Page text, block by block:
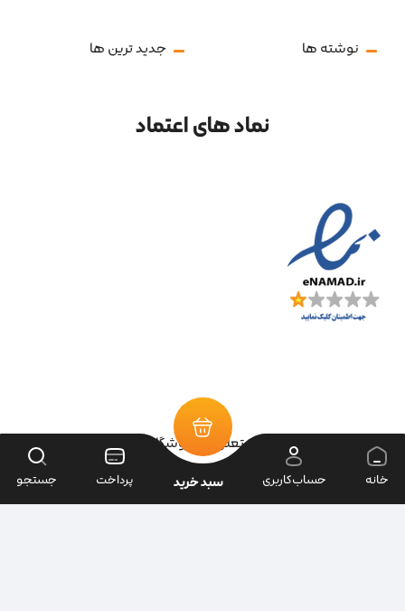
نوشته ها جدید ترین ها
نماد های اعتماد
تمامی حقوق سایت متعلق به فروشگاه سرای ابزار می‌باشد.
| طراحی سایت ویراک |
خانه حساب‌کاربری سبد خرید پرداخت جستجو